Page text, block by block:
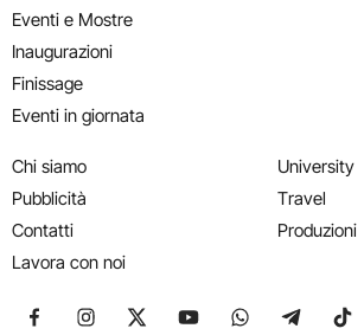
Eventi e Mostre
Inaugurazioni
Finissage
Eventi in giornata
Chi siamo
Pubblicità
Contatti
Lavora con noi
University
Travel
Produzioni
Seguici su Facebook
Seguici su Instagram
Seguici su X
Seguici su YouTube
Seguici su
Seguici